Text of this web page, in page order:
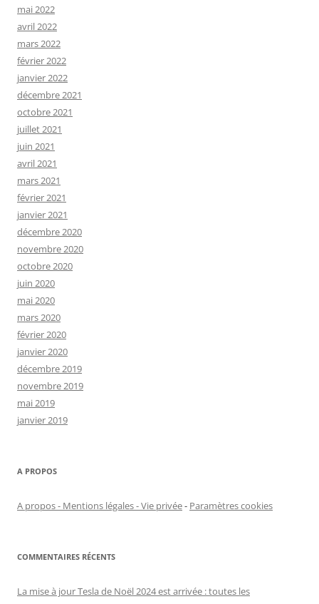
mai 2022
avril 2022
mars 2022
février 2022
janvier 2022
décembre 2021
octobre 2021
juillet 2021
juin 2021
avril 2021
mars 2021
février 2021
janvier 2021
décembre 2020
novembre 2020
octobre 2020
juin 2020
mai 2020
mars 2020
février 2020
janvier 2020
décembre 2019
novembre 2019
mai 2019
janvier 2019
A PROPOS
A propos - Mentions légales - Vie privée- Paramètres cookies
COMMENTAIRES RÉCENTS
La mise à jour Tesla de Noël 2024 est arrivée : toutes les